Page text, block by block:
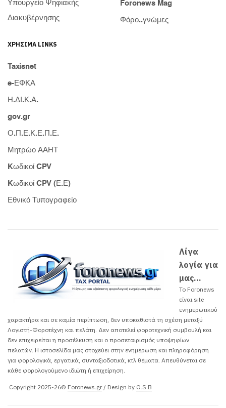
Υπουργείο Ψηφιακής
Διακυβέρνησης
Foronews Mag
Φόρο..γνώμες
ΧΡΉΣΙΜΑ LINKS
Taxisnet
e-ΕΦΚΑ
Η.ΔΙ.Κ.Α.
gov.gr
Ο.Π.Ε.Κ.Ε.Π.Ε.
Μητρώο ΑΑΗΤ
Kωδικοί CPV
Kωδικοί CPV (Ε.Ε)
Εθνικό Τυπογραφείο
Λίγα
λογία για
μας...
Το Foronews
είναι site
ενημερωτικού
χαρακτήρα και σε καμία περίπτωση, δεν υποκαθιστά τη σχέση μεταξύ
Λογιστή-Φοροτέχνη και πελάτη. Δεν αποτελεί φοροτεχνική συμβουλή και
δεν επιχειρείται η προσέλκυση και ο προσεταιρισμός υποψηφίων
πελατών. H ιστοσελίδα μας στοχεύει στην ενημέρωση και πληροφόρηση
για φορολογικά, εργατικά, συνταξιοδοτικά, κτλ θέματα. Απευθύνεται σε
κάθε φορολογούμενο ιδιώτη ή επιχείρηση.
Copyright 2025-26© Foronews.gr / Design by O.S.B